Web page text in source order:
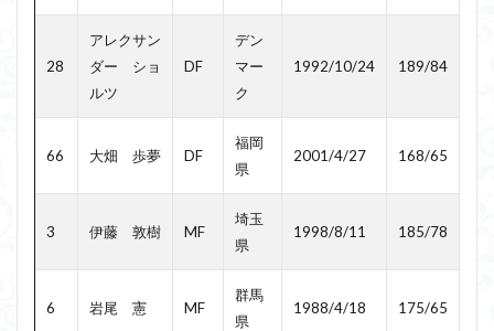
28
アレクサン
ダー ショ
ルツ
DF
デン
マー
ク
1992/10/24 189/84
66 大畑 歩夢 DF
福岡
県
2001/4/27 168/65
3 伊藤 敦樹 MF
埼玉
県
1998/8/11 185/78
6 岩尾 憲 MF
群馬
県
1988/4/18 175/65